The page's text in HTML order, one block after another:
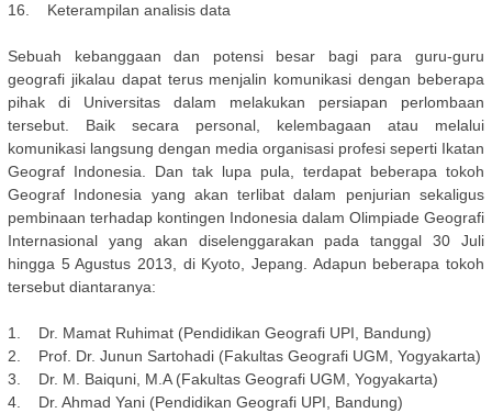
16. Keterampilan analisis data
Sebuah kebanggaan dan potensi besar bagi para guru-guru
geografi jikalau dapat terus menjalin komunikasi dengan beberapa
pihak di Universitas dalam melakukan persiapan perlombaan
tersebut. Baik secara personal, kelembagaan atau melalui
komunikasi langsung dengan media organisasi profesi seperti Ikatan
Geograf Indonesia. Dan tak lupa pula, terdapat beberapa tokoh
Geograf Indonesia yang akan terlibat dalam penjurian sekaligus
pembinaan terhadap kontingen Indonesia dalam Olimpiade Geografi
Internasional yang akan diselenggarakan pada tanggal 30 Juli
hingga 5 Agustus 2013, di Kyoto, Jepang. Adapun beberapa tokoh
tersebut diantaranya:
1. Dr. Mamat Ruhimat (Pendidikan Geografi UPI, Bandung)
2. Prof. Dr. Junun Sartohadi (Fakultas Geografi UGM, Yogyakarta)
3. Dr. M. Baiquni, M.A (Fakultas Geografi UGM, Yogyakarta)
4. Dr. Ahmad Yani (Pendidikan Geografi UPI, Bandung)